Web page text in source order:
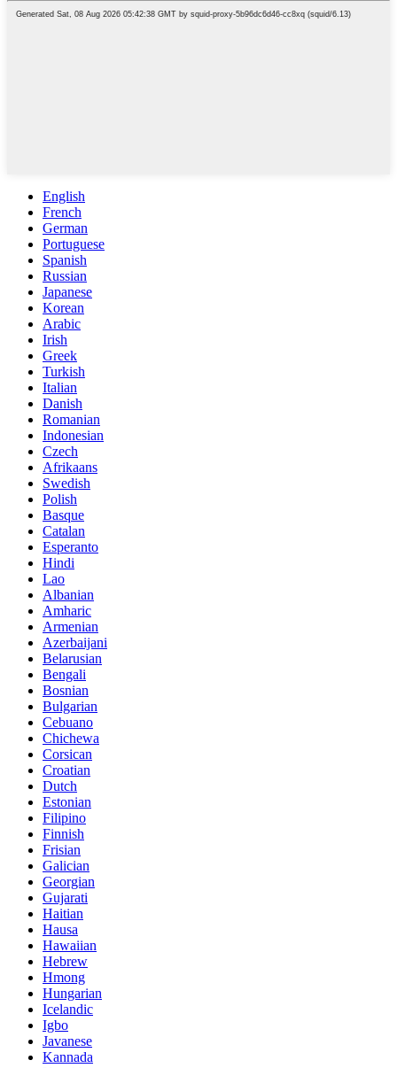
English
French
German
Portuguese
Spanish
Russian
Japanese
Korean
Arabic
Irish
Greek
Turkish
Italian
Danish
Romanian
Indonesian
Czech
Afrikaans
Swedish
Polish
Basque
Catalan
Esperanto
Hindi
Lao
Albanian
Amharic
Armenian
Azerbaijani
Belarusian
Bengali
Bosnian
Bulgarian
Cebuano
Chichewa
Corsican
Croatian
Dutch
Estonian
Filipino
Finnish
Frisian
Galician
Georgian
Gujarati
Haitian
Hausa
Hawaiian
Hebrew
Hmong
Hungarian
Icelandic
Igbo
Javanese
Kannada